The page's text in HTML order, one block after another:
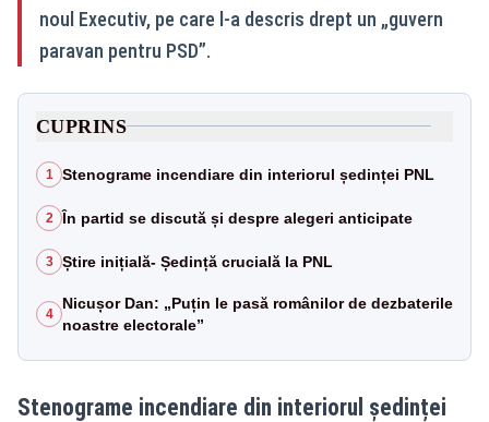
noul Executiv, pe care l-a descris drept un „guvern
paravan pentru PSD”.
CUPRINS
1 Stenograme incendiare din interiorul ședinței PNL
2 În partid se discută și despre alegeri anticipate
3 Știre inițială- Ședință crucială la PNL
4
Nicușor Dan: „Puțin le pasă românilor de dezbaterile
noastre electorale”
Stenograme incendiare din interiorul ședinței